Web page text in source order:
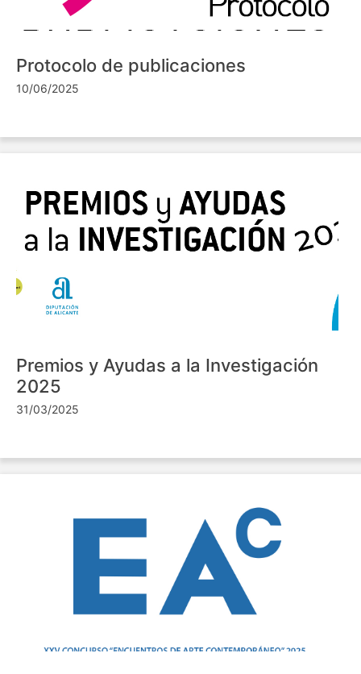
Protocolo de publicaciones
10/06/2025
Premios y Ayudas a la Investigación
2025
31/03/2025